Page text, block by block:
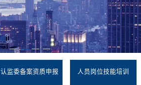
认监委备案资质申报 人员岗位技能培训